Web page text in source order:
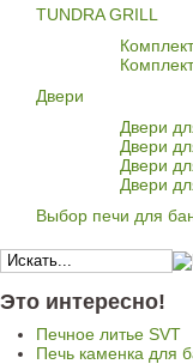
TUNDRA GRILL
Двери
Двери
Двери
Двери
Двери
Выбор печи для
Это интересно!
Печное литье SVT
Печь каменка для